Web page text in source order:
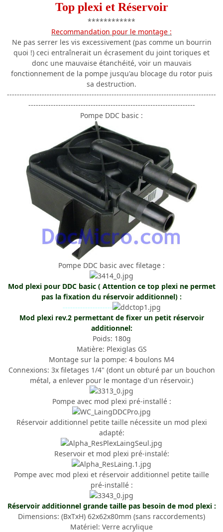
Top plexi et Réservoir
************
Recommandation pour le montage :
Ne pas serrer les vis excessivement (pas comme un bourrin
quoi !) ceci entraînerait un écrasement du joint toriques et
donc une mauvaise étanchéité, voir un mauvais
fonctionnement de la pompe jusqu'au blocage du rotor puis
sa destruction.
------------------------------------------------------------------------------------
-------------------------------------------------------------------
Pompe DDC basic :
Pompe DDC basic avec filetage :
Mod plexi pour DDC basic ( Attention ce top plexi ne permet
pas la fixation du réservoir additionnel) :
--------------------
Mod plexi rev.2 permettant de fixer un petit réservoir
additionnel:
Poids: 180g
Matière: Plexiglas GS
Montage sur la pompe: 4 boulons M4
Connexions: 3x filetages 1/4" (dont un obturé par un bouchon
métal, a enlever pour le montage d'un réservoir.)
Pompe avec mod plexi pré-installé :
Réservoir additionnel petite taille nécessite un mod plexi
adapté:
Reservoir et mod plexi pré-instalé:
Pompe avec mod plexi et réservoir additionnel petite taille
pré-installé :
Réservoir additionnel grande taille pas besoin de mod plexi :
Dimensions: (BxTxH) 62x62x80mm (sans raccordements)
Matériel: Verre acrylique